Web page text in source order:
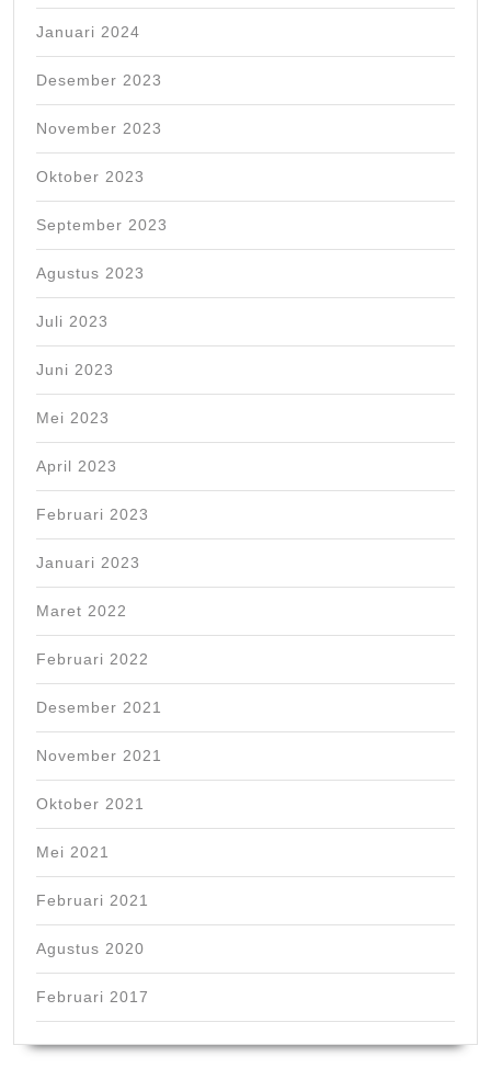
Januari 2024
Desember 2023
November 2023
Oktober 2023
September 2023
Agustus 2023
Juli 2023
Juni 2023
Mei 2023
April 2023
Februari 2023
Januari 2023
Maret 2022
Februari 2022
Desember 2021
November 2021
Oktober 2021
Mei 2021
Februari 2021
Agustus 2020
Februari 2017